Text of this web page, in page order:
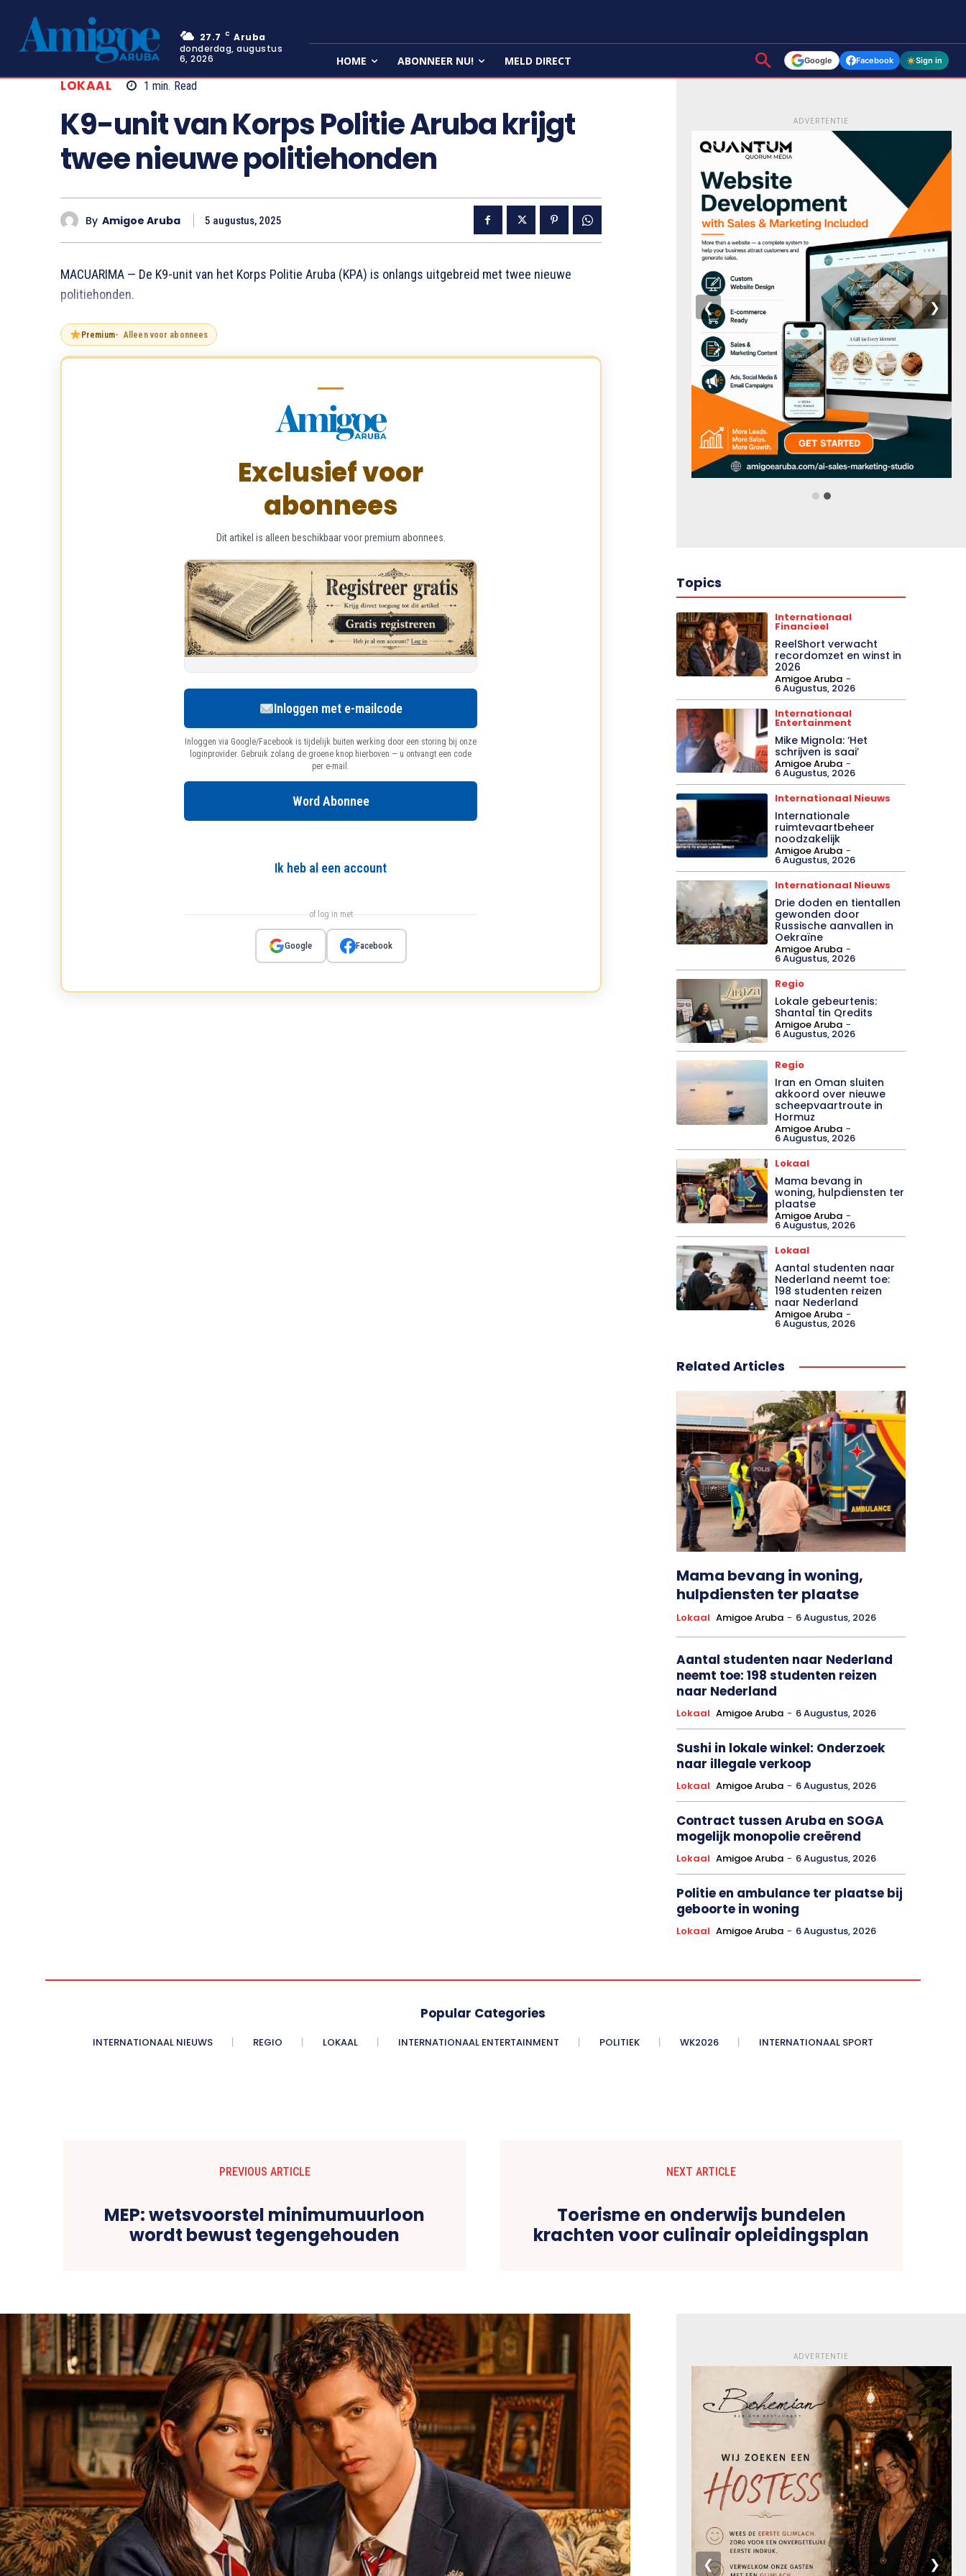
27.7 C Aruba
donderdag, augustus
6, 2026
HOME ABONNEER NU! MELD DIRECT Google Facebook Sign in
LOKAAL 1 min. Read
K9-unit van Korps Politie Aruba krijgt
twee nieuwe politiehonden
By Amigoe Aruba 5 augustus, 2025
MACUARIMA — De K9-unit van het Korps Politie Aruba (KPA) is onlangs uitgebreid met twee nieuwe
politiehonden.
Premium Alleen voor abonnees
Exclusief voor
abonnees
Dit artikel is alleen beschikbaar voor premium abonnees.
Inloggen met e-mailcode
Inloggen via Google/Facebook is tijdelijk buiten werking door een storing bij onze
loginprovider. Gebruik zolang de groene knop hierboven — u ontvangt een code
per e-mail.
Word Abonnee
Ik heb al een account
of log in met
Google Facebook
ADVERTENTIE
❮ ❯
Topics
Internationaal
Financieel
ReelShort verwacht
recordomzet en winst in
2026
Amigoe Aruba -
6 Augustus, 2026
Internationaal
Entertainment
Mike Mignola: ‘Het
schrijven is saai’
Amigoe Aruba -
6 Augustus, 2026
Internationaal Nieuws
Internationale
ruimtevaartbeheer
noodzakelijk
Amigoe Aruba -
6 Augustus, 2026
Internationaal Nieuws
Drie doden en tientallen
gewonden door
Russische aanvallen in
Oekraïne
Amigoe Aruba -
6 Augustus, 2026
Regio
Lokale gebeurtenis:
Shantal tin Qredits
Amigoe Aruba -
6 Augustus, 2026
Regio
Iran en Oman sluiten
akkoord over nieuwe
scheepvaartroute in
Hormuz
Amigoe Aruba -
6 Augustus, 2026
Lokaal
Mama bevang in
woning, hulpdiensten ter
plaatse
Amigoe Aruba -
6 Augustus, 2026
Lokaal
Aantal studenten naar
Nederland neemt toe:
198 studenten reizen
naar Nederland
Amigoe Aruba -
6 Augustus, 2026
Related Articles
Mama bevang in woning,
hulpdiensten ter plaatse
Lokaal Amigoe Aruba - 6 Augustus, 2026
Aantal studenten naar Nederland
neemt toe: 198 studenten reizen
naar Nederland
Lokaal Amigoe Aruba - 6 Augustus, 2026
Sushi in lokale winkel: Onderzoek
naar illegale verkoop
Lokaal Amigoe Aruba - 6 Augustus, 2026
Contract tussen Aruba en SOGA
mogelijk monopolie creërend
Lokaal Amigoe Aruba - 6 Augustus, 2026
Politie en ambulance ter plaatse bij
geboorte in woning
Lokaal Amigoe Aruba - 6 Augustus, 2026
Popular Categories
INTERNATIONAAL NIEUWS REGIO LOKAAL INTERNATIONAAL ENTERTAINMENT POLITIEK WK2026 INTERNATIONAAL SPORT
PREVIOUS ARTICLE
MEP: wetsvoorstel minimumuurloon
wordt bewust tegengehouden
NEXT ARTICLE
Toerisme en onderwijs bundelen
krachten voor culinair opleidingsplan